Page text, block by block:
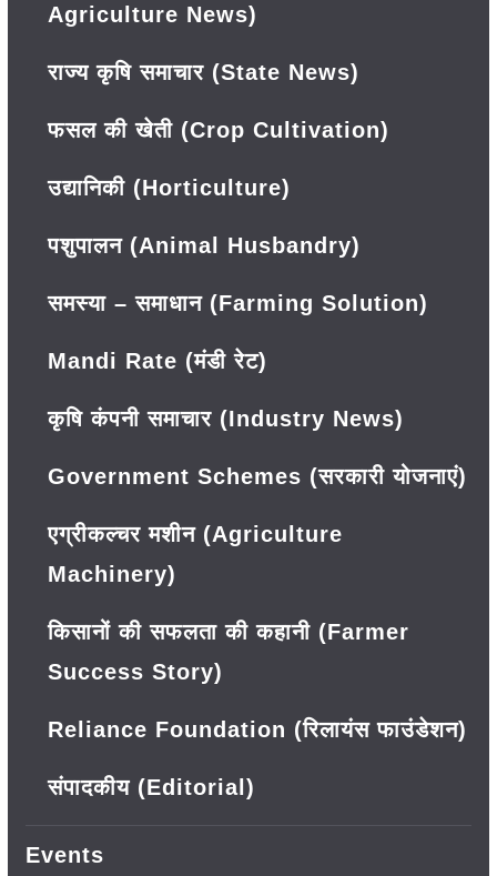
Agriculture News)
राज्य कृषि समाचार (State News)
फसल की खेती (Crop Cultivation)
उद्यानिकी (Horticulture)
पशुपालन (Animal Husbandry)
समस्या – समाधान (Farming Solution)
Mandi Rate (मंडी रेट)
कृषि कंपनी समाचार (Industry News)
Government Schemes (सरकारी योजनाएं)
एग्रीकल्चर मशीन (Agriculture
Machinery)
किसानों की सफलता की कहानी (Farmer
Success Story)
Reliance Foundation (रिलायंस फाउंडेशन)
संपादकीय (Editorial)
Events